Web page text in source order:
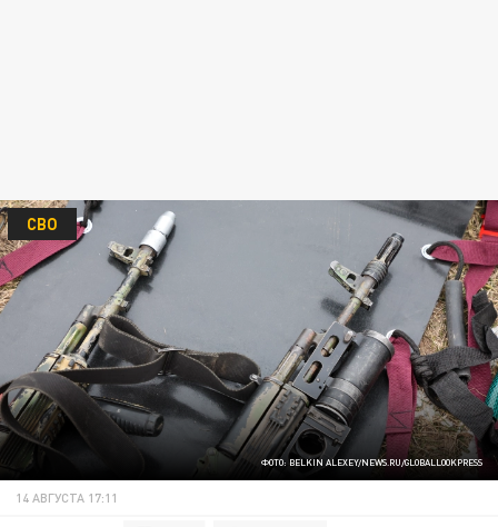
ФОТО: BELKIN ALEXEY/NEWS.RU/GLOBALLOOKPRESS
СВО
14 АВГУСТА 17:11